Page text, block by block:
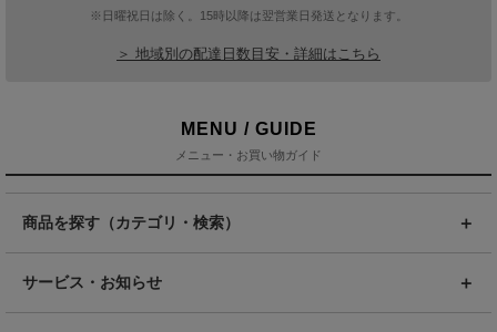
※日曜祝日は除く。15時以降は翌営業日発送となります。
＞ 地域別の配達日数目安・詳細はこちら
MENU / GUIDE
メニュー・お買い物ガイド
商品を探す（カテゴリ・検索）
サービス・お知らせ